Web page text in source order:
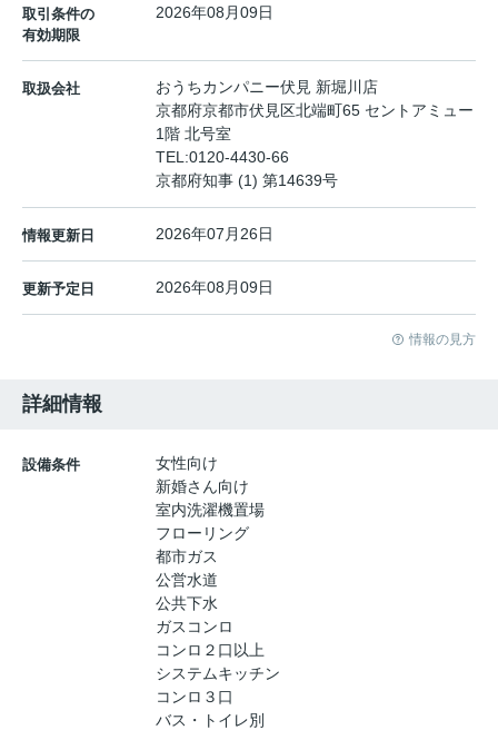
取引条件の
有効期限
2026年08月09日
取扱会社
おうちカンパニー伏見 新堀川店
京都府京都市伏見区北端町65 セントアミュー
1階 北号室
TEL:0120-4430-66
京都府知事 (1) 第14639号
情報更新日 2026年07月26日
更新予定日 2026年08月09日
情報の見方
詳細情報
設備条件
女性向け
新婚さん向け
室内洗濯機置場
フローリング
都市ガス
公営水道
公共下水
ガスコンロ
コンロ２口以上
システムキッチン
コンロ３口
バス・トイレ別